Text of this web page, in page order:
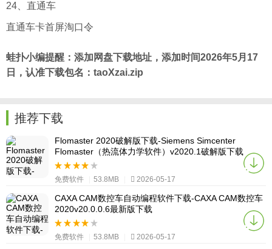
24、直通车
直通车卡首屏淘口令
蛙扑小编提醒：添加网盘下载地址，添加时间2026年5月17
日，认准下载包名：taoXzai.zip
推荐下载
Flomaster 2020破解版下载-Siemens Simcenter
Flomaster（热流体力学软件）v2020.1破解版下载
免费软件 53.8MB 2026-05-17
CAXA CAM数控车自动编程软件下载-CAXA CAM数控车
2020v20.0.0.6最新版下载
免费软件 53.8MB 2026-05-17